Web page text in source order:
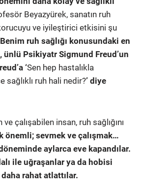
Beyazyürek, sanatın ruh
ve iyileştirici etkisini şu
Benim ruh sağlığı konusundaki en
ünlü Psikiyatr Sigmund Freud’un
‘Sen hep hastalıkla
sağlıklı ruh hali nedir?’ diye
ve çalışabilen insan, ruh sağlığını
önemli; sevmek ve çalışmak…
aylarca eve kapandılar.
ile uğraşanlar ya da hobisi
rahat atlattılar.